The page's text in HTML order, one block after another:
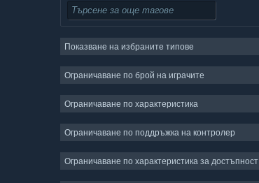
Безплатни за пускане
Масивни мрежови
Независими
Неангажиращи
Симулации
Показване на избраните типове
Ограничаване по брой на играчите
Ограничаване по характеристика
Ограничаване по поддръжка на контролер
Ограничаване по характеристика за достъпност